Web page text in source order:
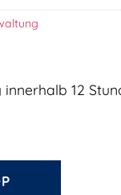
12